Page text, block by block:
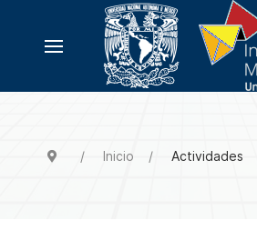
Inicio Actividades